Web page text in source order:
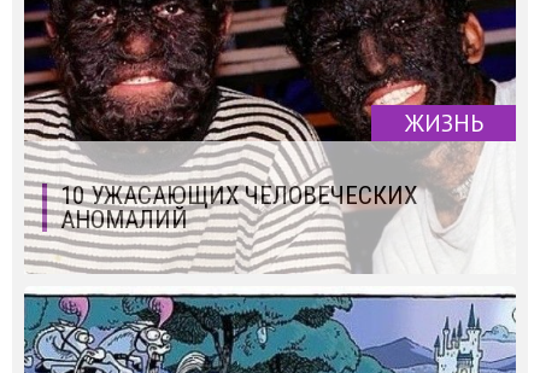
ЖИЗНЬ
10 УЖАСАЮЩИХ ЧЕЛОВЕЧЕСКИХ
АНОМАЛИЙ